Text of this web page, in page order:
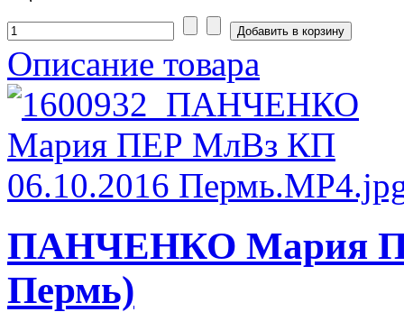
Описание товара
ПАНЧЕНКО Мария
Пермь)